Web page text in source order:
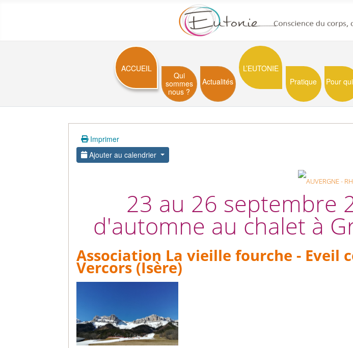
ACCUEIL
Qui
sommes
nous ?
Actualités
L’EUTONIE
Pratique
Pour
Imprimer
Ajouter au calendrier
23 au 26 septembre
d'automne au chalet à
Association La vieille fourche - Eveil
Vercors (Isère)